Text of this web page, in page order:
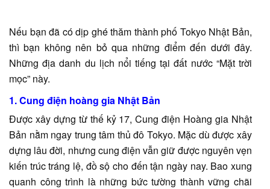
Nếu bạn đã có dịp ghé thăm thành phố Tokyo Nhật Bản,
thì bạn không nên bỏ qua những điểm đến dưới đây.
Những địa danh du lịch nổi tiếng tại đất nước “Mặt trời
mọc” này.
1. Cung điện hoàng gia Nhật Bản
Được xây dựng từ thế kỷ 17, Cung điện Hoàng gia Nhật
Bản nằm ngay trung tâm thủ đô Tokyo. Mặc dù được xây
dựng lâu đời, nhưng cung điện vẫn giữ được nguyên vẹn
kiến trúc tráng lệ, đồ sộ cho đến tận ngày nay. Bao xung
quanh công trình là những bức tường thành vững chãi